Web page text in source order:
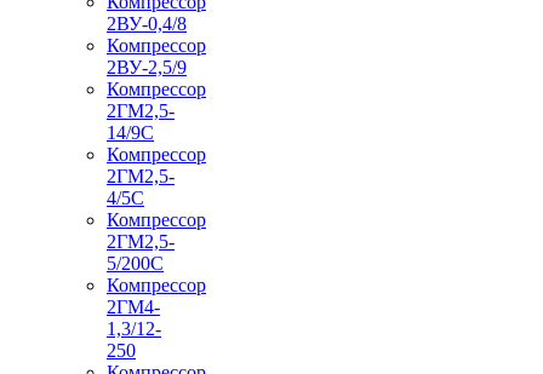
2ВУ-0,4/8
Компрессор
2ВУ-2,5/9
Компрессор
2ГМ2,5-
14/9С
Компрессор
2ГМ2,5-
4/5С
Компрессор
2ГМ2,5-
5/200С
Компрессор
2ГМ4-
1,3/12-
250